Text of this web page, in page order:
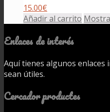
15.00€
Añadir al carrito
Enlaces de interés
Aquí tienes algunos enlaces
sean útiles.
Cercador productes